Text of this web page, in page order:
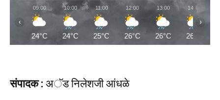
09:00
24°C
10:00
24°C
11:00
25°C
12:00
26°C
13:00
26°C
14:00
26°C
‹ ›
संपादक : अॅड निलेशजी आंधळे